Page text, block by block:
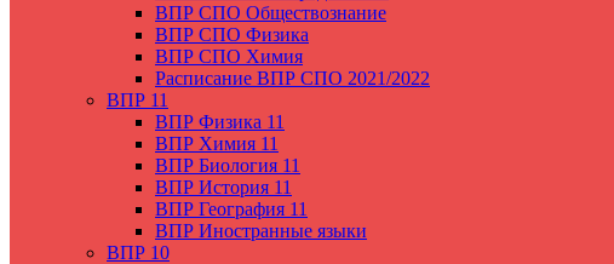
ВПР СПО Обществознание
ВПР СПО Физика
ВПР СПО Химия
Расписание ВПР СПО 2021/2022
ВПР 11
ВПР Физика 11
ВПР Химия 11
ВПР Биология 11
ВПР История 11
ВПР География 11
ВПР Иностранные языки
ВПР 10